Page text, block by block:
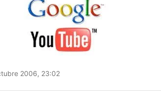
2006, 23:02